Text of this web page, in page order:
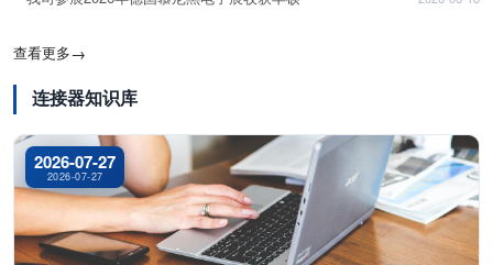
查看更多→
连接器知识库
2026-07-27
2026-07-27